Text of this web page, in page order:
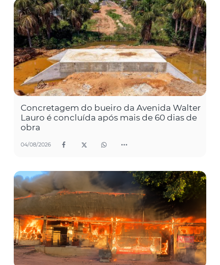
Concretagem do bueiro da Avenida Walter
Lauro é concluída após mais de 60 dias de
obra
04/08/2026